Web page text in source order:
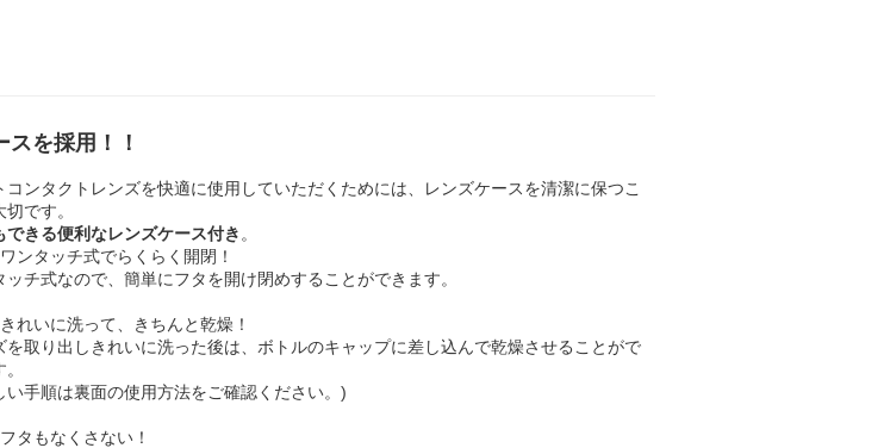
を採用！！
コンタクトレンズを快適に使用していただくためには、レンズケースを清潔に保つこ
切です。
できる便利なレンズケース付き 。
ワンタッチ式でらくらく開閉！
ッチ式なので、簡単にフタを開け閉めすることができます。
きれいに洗って、きちんと乾燥！
を取り出しきれいに洗った後は、ボトルのキャップに差し込んで乾燥させることがで
い手順は裏面の使用方法をご確認ください。)
フタもなくさない！